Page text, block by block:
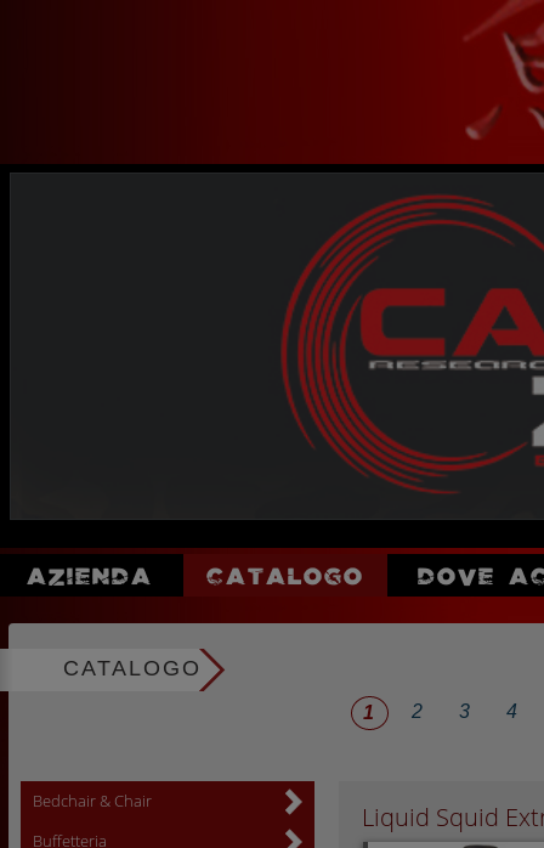
AZIENDA CATALOGO DOVE
CATALOGO
Bedchair & Chair
Buffetteria
1 2 3 4
Liquid Squid